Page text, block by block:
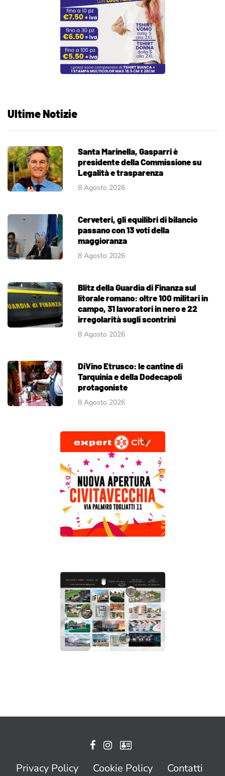
Ultime Notizie
Santa Marinella, Gasparri è
presidente della Commissione su
Legalità e trasparenza
8 Agosto 2026
Cerveteri, gli equilibri di bilancio
passano con 13 voti della
maggioranza
8 Agosto 2026
Blitz della Guardia di Finanza sul
litorale romano: oltre 100 militari in
campo, 31 lavoratori in nero e 22
irregolarità sugli scontrini
8 Agosto 2026
DiVino Etrusco: le cantine di
Tarquinia e della Dodecapoli
protagoniste
8 Agosto 2026
Privacy Policy Cookie Policy Contatti